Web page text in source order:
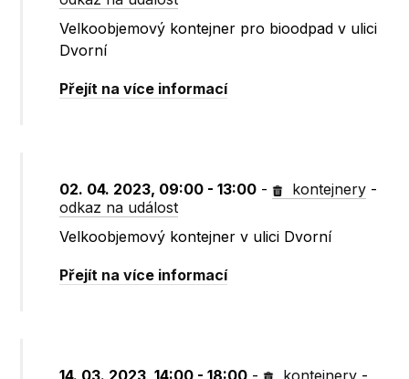
Velkoobjemový kontejner pro bioodpad v ulici
Dvorní
Přejít na více informací
02. 04. 2023, 09:00 - 13:00 - kontejnery -
odkaz na událost
Velkoobjemový kontejner v ulici Dvorní
Přejít na více informací
14. 03. 2023, 14:00 - 18:00 - kontejnery -